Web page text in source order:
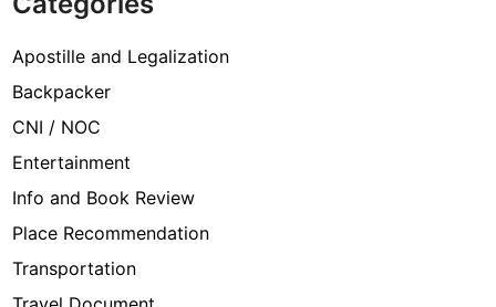
Apostille and Legalization
Backpacker
CNI / NOC
Entertainment
Info and Book Review
Place Recommendation
Transportation